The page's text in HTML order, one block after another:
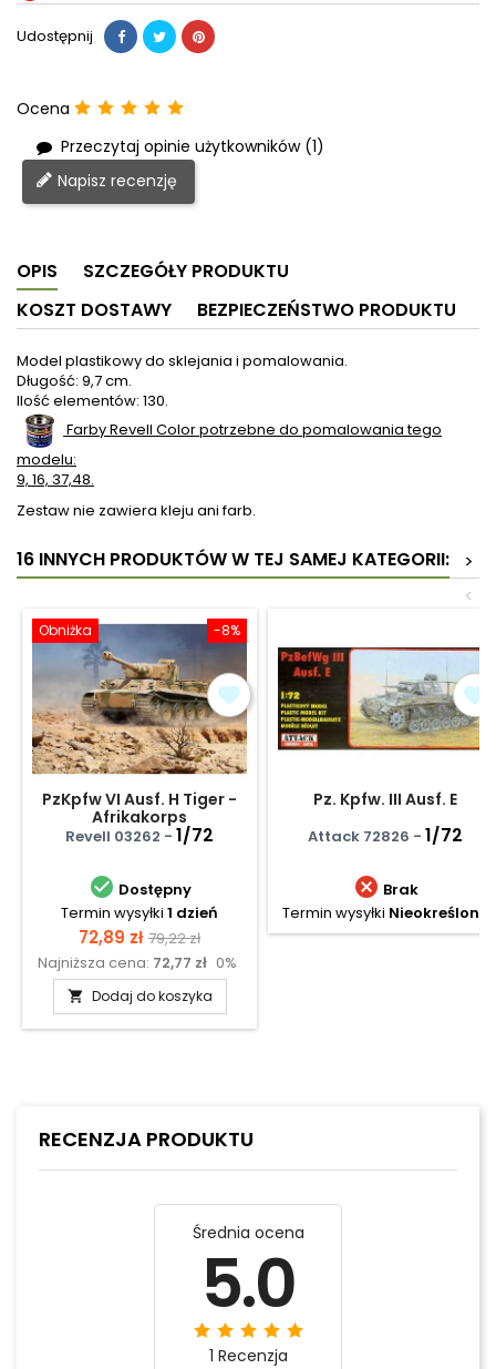
Udostępnij
Ocena
Przeczytaj opinie użytkowników (1)
Napisz recenzję
OPIS
SZCZEGÓŁY PRODUKTU
KOSZT DOSTAWY
BEZPIECZEŃSTWO PRODUKTU
Model plastikowy do sklejania i pomalowania.
Długość: 9,7 cm.
Ilość elementów: 130.
Farby Revell Color potrzebne do pomalowania tego
modelu:
9, 16, 37,48.
Zestaw nie zawiera kleju ani farb.
16 INNYCH PRODUKTÓW W TEJ SAMEJ KATEGORII:
>
<
-8%
Obniżka
PzKpfw VI Ausf. H Tiger -
Afrikakorps
Revell 03262 - 1/72
 Dostępny
Termin wysyłki 1 dzień
Cena
72,89 zł Cena
podstawowa
79,22 zł
Najniższa cena: 72,77 zł 0%
 Dodaj do koszyka
Pz. Kpfw. III Ausf. E
Attack 72826 - 1/72
 Brak
Termin wysyłki Nieokreślony
RECENZJA PRODUKTU
Średnia ocena
5.0
1 Recenzja